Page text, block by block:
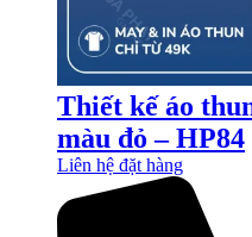
Thiết kế áo
màu đỏ – HP84
Liên hệ đặt hàng